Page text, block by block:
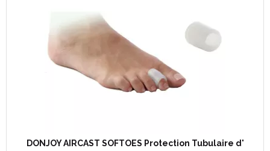
DONJOY AIRCAST SOFTOES Protection Tubulaire d'